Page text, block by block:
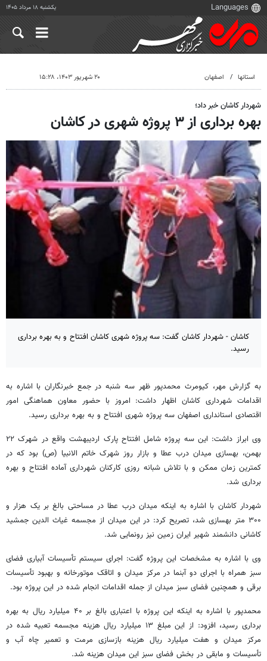
یکشنبه ۱۸ مرداد ۱۴۰۵
استانها اصفهان ۲۰ شهریور ۱۴۰۳، ۱۵:۲۸
شهردار کاشان خبر داد؛
بهره برداری از ۳ پروژه شهری در کاشان
کاشان - شهردار کاشان گفت: سه پروژه شهری کاشان افتتاح و به بهره برداری
رسید.
به گزارش مهر، کیومرث محمدپور ظهر سه شنبه در جمع خبرنگاران با اشاره به
اقدامات شهرداری کاشان اظهار داشت: امروز با حضور معاون هماهنگی امور
اقتصادی استانداری اصفهان سه پروژه شهری افتتاح و به بهره برداری رسید.
وی ابراز داشت: این سه پروژه شامل افتتاح پارک اردیبهشت واقع در شهرک ۲۲
بهمن، بهسازی میدان درب عطا و بازار روز شهرک خاتم الانبیا (ص) بود که در
کمترین زمان ممکن و با تلاش شبانه روزی کارکنان شهرداری آماده افتتاح و بهره
برداری شد.
شهردار کاشان با اشاره به اینکه میدان درب عطا در مساحتی بالغ بر یک هزار و
۳۰۰ متر بهسازی شد، تصریح کرد: در این میدان از مجسمه
غیاث الدین جمشید
کاشانی دانشمند شهیر ایران زمین نیز رونمایی شد.
وی با اشاره به مشخصات این پروژه گفت: اجرای سیستم تأسیسات آبیاری فضای
سبز همراه با اجرای دوآبنما در مرکز میدان و اتاقک موتورخانه و بهبود تأسیسات
برقی و همچنین فضای سبز میدان از جمله اقدامات انجام شده در این پروژه بود.
محمدپور با اشاره به اینکه این پروژه با اعتباری بالغ بر ۴۰ میلیارد ریال به بهره
برداری رسید، افزود: از این مبلغ ۱۳ میلیارد ریال هزینه مجسمه تعبیه شده در
مرکز میدان و هفت میلیارد ریال هزینه بازسازی مرمت و تعمیر چاه آب و
تأسیسات و مابقی در بخش فضای سبز این میدان هزینه شد.